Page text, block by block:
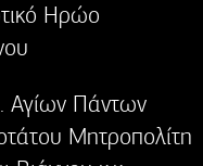
Ηρώο
Αγίων Πάντων
Μητροπολίτη